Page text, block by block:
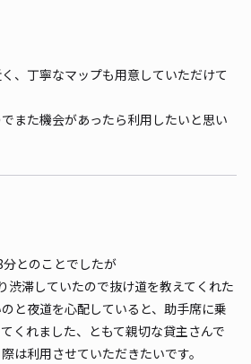
、丁寧なマップも用意していただけて
また機会があったら利用したいと思い
とのことでしたが
渋滞していたので抜け道を教えてくれた
と夜道を心配していると、助手席に乗
くれました、ともて親切な貸主さんで
は利用させていただきたいです。